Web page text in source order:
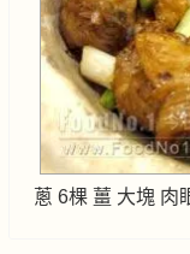
蔥 6棵 薑 大塊